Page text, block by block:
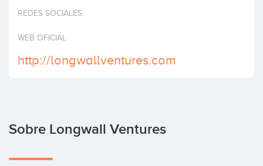
Invertir
REDES SOCIALES
WEB OFICIAL
http://longwallventures.com
Sobre Longwall Ventures